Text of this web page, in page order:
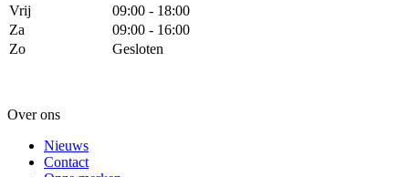
Vrij
09:00 - 18:00
Za
09:00 - 16:00
Zo
Gesloten
Over ons
Nieuws
Contact